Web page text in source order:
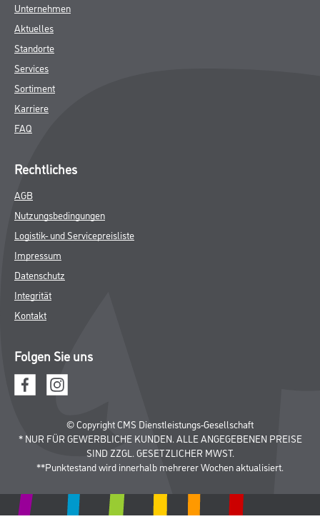
Unternehmen
Aktuelles
Standorte
Services
Sortiment
Karriere
FAQ
Rechtliches
AGB
Nutzungsbedingungen
Logistik- und Servicepreisliste
Impressum
Datenschutz
Integrität
Kontakt
Folgen Sie uns
© Copyright CMS Dienstleistungs-Gesellschaft
* NUR FÜR GEWERBLICHE KUNDEN. ALLE ANGEGEBENEN PREISE
SIND ZZGL. GESETZLICHER MWST.
**Punktestand wird innerhalb mehrerer Wochen aktualisiert.